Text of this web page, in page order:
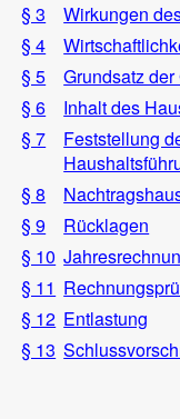
§ 3
Wirkungen
§ 4
§ 5
Grundsatz
§ 6
Inhalt des
§ 7
Feststellung
§ 8
§ 9
Rücklagen
§ 10
§ 11
§ 12 Entlastung
§ 13